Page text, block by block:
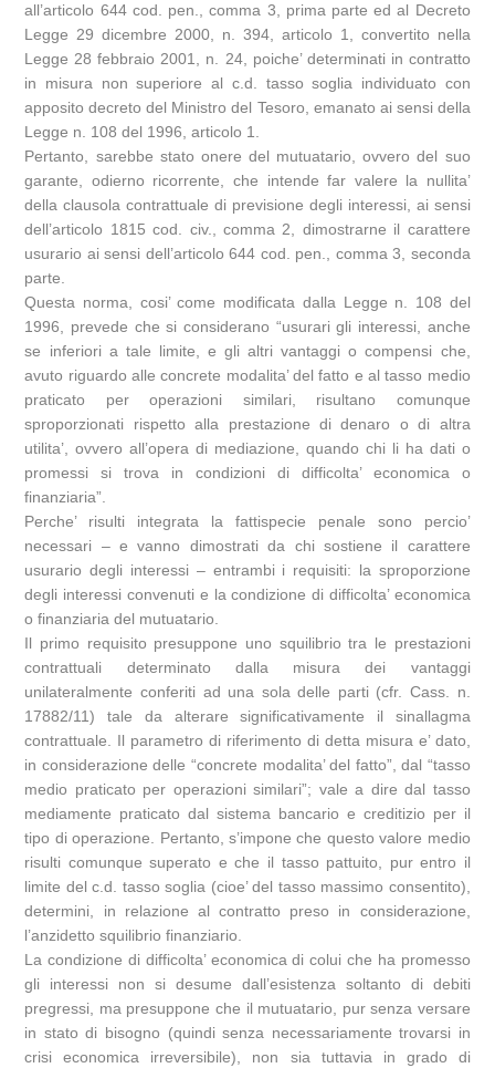
all’articolo 644 cod. pen., comma 3, prima parte ed al Decreto
Legge 29 dicembre 2000, n. 394, articolo 1, convertito nella
Legge 28 febbraio 2001, n. 24, poiche’ determinati in contratto
in misura non superiore al c.d. tasso soglia individuato con
apposito decreto del Ministro del Tesoro, emanato ai sensi della
Legge n. 108 del 1996, articolo 1.
Pertanto, sarebbe stato onere del mutuatario, ovvero del suo
garante, odierno ricorrente, che intende far valere la nullita’
della clausola contrattuale di previsione degli interessi, ai sensi
dell’articolo 1815 cod. civ., comma 2, dimostrarne il carattere
usurario ai sensi dell’articolo 644 cod. pen., comma 3, seconda
parte.
Questa norma, cosi’ come modificata dalla Legge n. 108 del
1996, prevede che si considerano “usurari gli interessi, anche
se inferiori a tale limite, e gli altri vantaggi o compensi che,
avuto riguardo alle concrete modalita’ del fatto e al tasso medio
praticato per operazioni similari, risultano comunque
sproporzionati rispetto alla prestazione di denaro o di altra
utilita’, ovvero all’opera di mediazione, quando chi li ha dati o
promessi si trova in condizioni di difficolta’ economica o
finanziaria”.
Perche’ risulti integrata la fattispecie penale sono percio’
necessari – e vanno dimostrati da chi sostiene il carattere
usurario degli interessi – entrambi i requisiti: la sproporzione
degli interessi convenuti e la condizione di difficolta’ economica
o finanziaria del mutuatario.
Il primo requisito presuppone uno squilibrio tra le prestazioni
contrattuali determinato dalla misura dei vantaggi
unilateralmente conferiti ad una sola delle parti (cfr. Cass. n.
17882/11) tale da alterare significativamente il sinallagma
contrattuale. Il parametro di riferimento di detta misura e’ dato,
in considerazione delle “concrete modalita’ del fatto”, dal “tasso
medio praticato per operazioni similari”; vale a dire dal tasso
mediamente praticato dal sistema bancario e creditizio per il
tipo di operazione. Pertanto, s’impone che questo valore medio
risulti comunque superato e che il tasso pattuito, pur entro il
limite del c.d. tasso soglia (cioe’ del tasso massimo consentito),
determini, in relazione al contratto preso in considerazione,
l’anzidetto squilibrio finanziario.
La condizione di difficolta’ economica di colui che ha promesso
gli interessi non si desume dall’esistenza soltanto di debiti
pregressi, ma presuppone che il mutuatario, pur senza versare
in stato di bisogno (quindi senza necessariamente trovarsi in
crisi economica irreversibile), non sia tuttavia in grado di